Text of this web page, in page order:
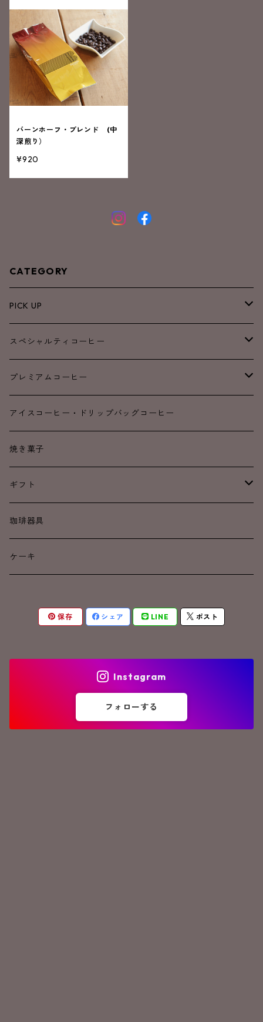
バーンホーフ・ブレンド (中
深煎り）
¥920
CATEGORY
PICK UP
NEW
SALE
スペシャルティコーヒー
ブレンド
浅煎り
中煎り
中深煎り
深煎り
プレミアムコーヒー
浅煎り
中煎り
中深煎り
深煎り
カフェインレス
アイスコーヒー・ドリップバッグコーヒー
焼き菓子
ギフト
ドリップコーヒー
焼き菓子
珈琲器具
ケーキ
保存 シェア LINE ポスト
Instagram
フォローする